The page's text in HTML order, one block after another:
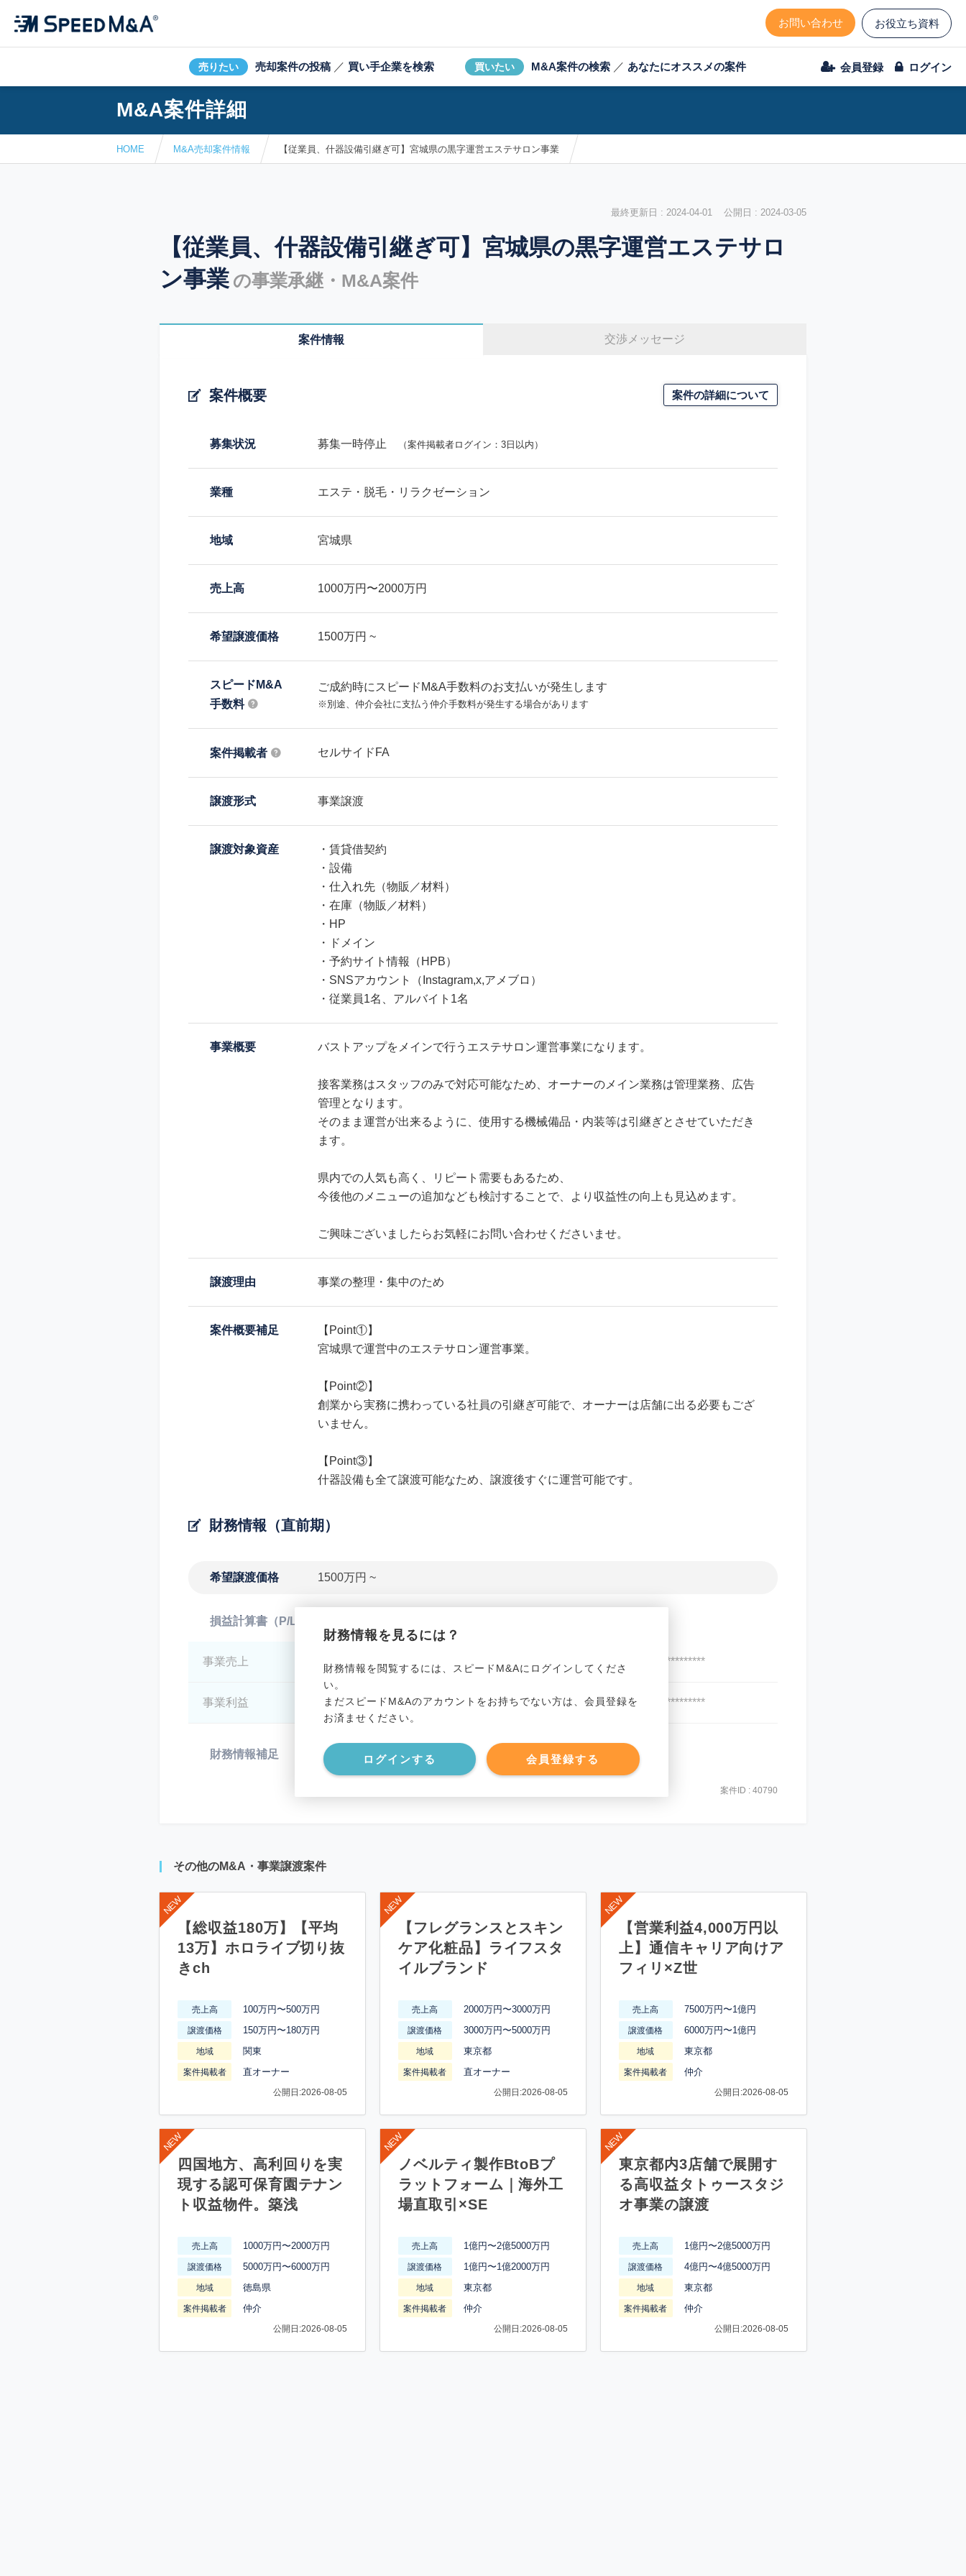
お問い合わせ お役立ち資料
売りたい 売却案件の投稿 ／ 買い手企業を検索 買いたい M&A案件の検索 ／ あなたにオススメの案件 会員登録 ログイン
M&A案件詳細
HOME M&A売却案件情報 【従業員、什器設備引継ぎ可】宮城県の黒字運営エステサロン事業
最終更新日 : 2024-04-01 公開日 : 2024-03-05
【従業員、什器設備引継ぎ可】宮城県の黒字運営エステサロ
ン事業 の事業承継・M&A案件
案件情報 交渉メッセージ
案件概要 案件の詳細について
募集状況 募集一時停止 （案件掲載者ログイン：3日以内）
業種 エステ・脱毛・リラクゼーション
地域 宮城県
売上高 1000万円〜2000万円
希望譲渡価格 1500万円 ~
スピードM&A
手数料
ご成約時にスピードM&A手数料のお支払いが発生します
※別途、仲介会社に支払う仲介手数料が発生する場合があります
案件掲載者 セルサイドFA
譲渡形式 事業譲渡
譲渡対象資産
・賃貸借契約
・設備
・仕入れ先（物販／材料）
・在庫（物販／材料）
・HP
・ドメイン
・予約サイト情報（HPB）
・SNSアカウント（Instagram,x,アメブロ）
・従業員1名、アルバイト1名
事業概要 バストアップをメインで行うエステサロン運営事業になります。
接客業務はスタッフのみで対応可能なため、オーナーのメイン業務は管理業務、広告
管理となります。
そのまま運営が出来るように、使用する機械備品・内装等は引継ぎとさせていただき
ます。
県内での人気も高く、リピート需要もあるため、
今後他のメニューの追加なども検討することで、より収益性の向上も見込めます。
ご興味ございましたらお気軽にお問い合わせくださいませ。
譲渡理由 事業の整理・集中のため
案件概要補足
【Point①】
宮城県で運営中のエステサロン運営事業。
【Point②】
創業から実務に携わっている社員の引継ぎ可能で、オーナーは店舗に出る必要もござ
いません。
【Point③】
什器設備も全て譲渡可能なため、譲渡後すぐに運営可能です。
財務情報（直前期）
希望譲渡価格 1500万円 ~
財務情報を見るには？
財務情報を閲覧するには、スピードM&Aにログインしてくださ
い。
まだスピードM&Aのアカウントをお持ちでない方は、会員登録を
お済ませください。
ログインする 会員登録する
損益計算書（P/L）
事業売上 ********************
事業利益 ********************
事業資産 ********************
事業負債 ********************
財務情報補足 ********************
案件ID : 40790
その他のM&A・事業譲渡案件
【総収益180万】【平均
13万】ホロライブ切り抜
きch
売上高 100万円〜500万円
譲渡価格 150万円〜180万円
地域 関東
案件掲載者 直オーナー
公開日:2026-08-05
【フレグランスとスキン
ケア化粧品】ライフスタ
イルブランド
売上高 2000万円〜3000万円
譲渡価格 3000万円〜5000万円
地域 東京都
案件掲載者 直オーナー
公開日:2026-08-05
【営業利益4,000万円以
上】通信キャリア向けア
フィリ×Z世
売上高 7500万円〜1億円
譲渡価格 6000万円〜1億円
地域 東京都
案件掲載者 仲介
公開日:2026-08-05
四国地方、高利回りを実
現する認可保育園テナン
ト収益物件。築浅
売上高 1000万円〜2000万円
譲渡価格 5000万円〜6000万円
地域 徳島県
案件掲載者 仲介
公開日:2026-08-05
ノベルティ製作BtoBプ
ラットフォーム｜海外工
場直取引×SE
売上高 1億円〜2億5000万円
譲渡価格 1億円〜1億2000万円
地域 東京都
案件掲載者 仲介
公開日:2026-08-05
東京都内3店舗で展開す
る高収益タトゥースタジ
オ事業の譲渡
売上高 1億円〜2億5000万円
譲渡価格 4億円〜4億5000万円
地域 東京都
案件掲載者 仲介
公開日:2026-08-05